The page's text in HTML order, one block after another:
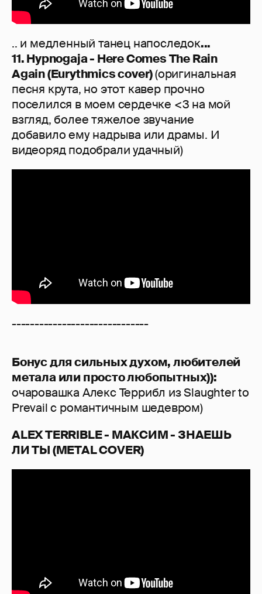
.. и медленный танец напоследок...
11. Hypnogaja - Here Comes The Rain
Again (Eurythmics cover)(оригинальная
песня крута, но этот кавер прочно
поселился в моем сердечке <3 на мой
взгляд, более тяжелое звучание
добавило ему надрыва или драмы. И
видеоряд подобрали удачный)
------------------------------
Бонус для сильных духом, любителей
метала или просто любопытных)):
очаровашка Алекс Террибл из Slaughter to
Prevail с романтичным шедевром)
ALEX TERRIBLE - МАКСИМ - ЗНАЕШЬ
ЛИ ТЫ (METAL COVER)